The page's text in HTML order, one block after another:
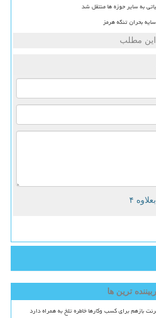
بحران تنگه هرمز
این مطلب
ترین ها
بازهم برای کسب وکارها خاطره تلخ به همراه دارد